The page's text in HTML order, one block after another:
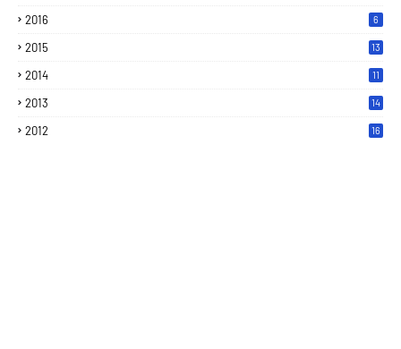
2016 6
2015 13
2014 11
2013 14
2012 16